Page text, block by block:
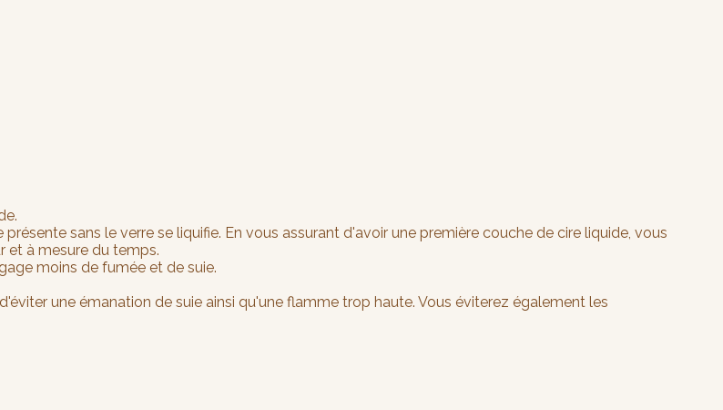
sans le verre se liquifie. En vous assurant d'avoir une première couche de cire liquide, vous
et à mesure du temps.
moins de fumée et de suie.
une émanation de suie ainsi qu'une flamme trop haute. Vous éviterez également les